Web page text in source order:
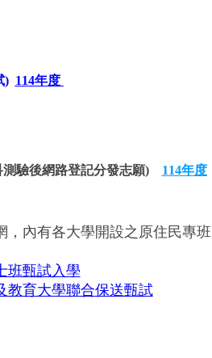
) 114年度
測驗後網路登記分發志願) 114年度
，內有各大學開設之原住民專班
班甄試入學
教育大學聯合保送甄試